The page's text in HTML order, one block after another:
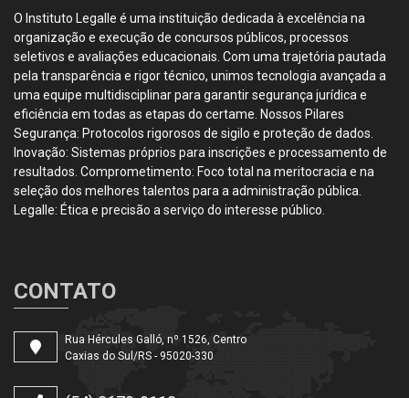
O Instituto Legalle é uma instituição dedicada à excelência na
organização e execução de concursos públicos, processos
seletivos e avaliações educacionais. Com uma trajetória pautada
pela transparência e rigor técnico, unimos tecnologia avançada a
uma equipe multidisciplinar para garantir segurança jurídica e
eficiência em todas as etapas do certame. Nossos Pilares
Segurança: Protocolos rigorosos de sigilo e proteção de dados.
Inovação: Sistemas próprios para inscrições e processamento de
resultados. Comprometimento: Foco total na meritocracia e na
seleção dos melhores talentos para a administração pública.
Legalle: Ética e precisão a serviço do interesse público.
CONTATO
Rua Hércules Galló, nº 1526, Centro
Caxias do Sul/RS - 95020-330